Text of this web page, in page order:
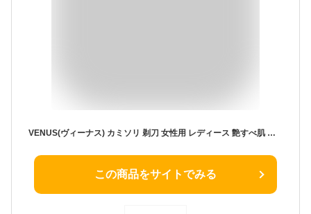
VENUS(ヴィーナス) カミソリ 剃刀 女性用 レディース 艶すべ肌 本体 替刃 2個 スワール
この商品をサイトでみる